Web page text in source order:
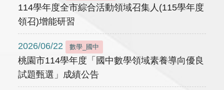
114學年度全市綜合活動領域召集人(115學年度
領召)增能研習
2026/06/22 數學_國中
桃園市114學年度「國中數學領域素養導向優良
試題甄選」成績公告